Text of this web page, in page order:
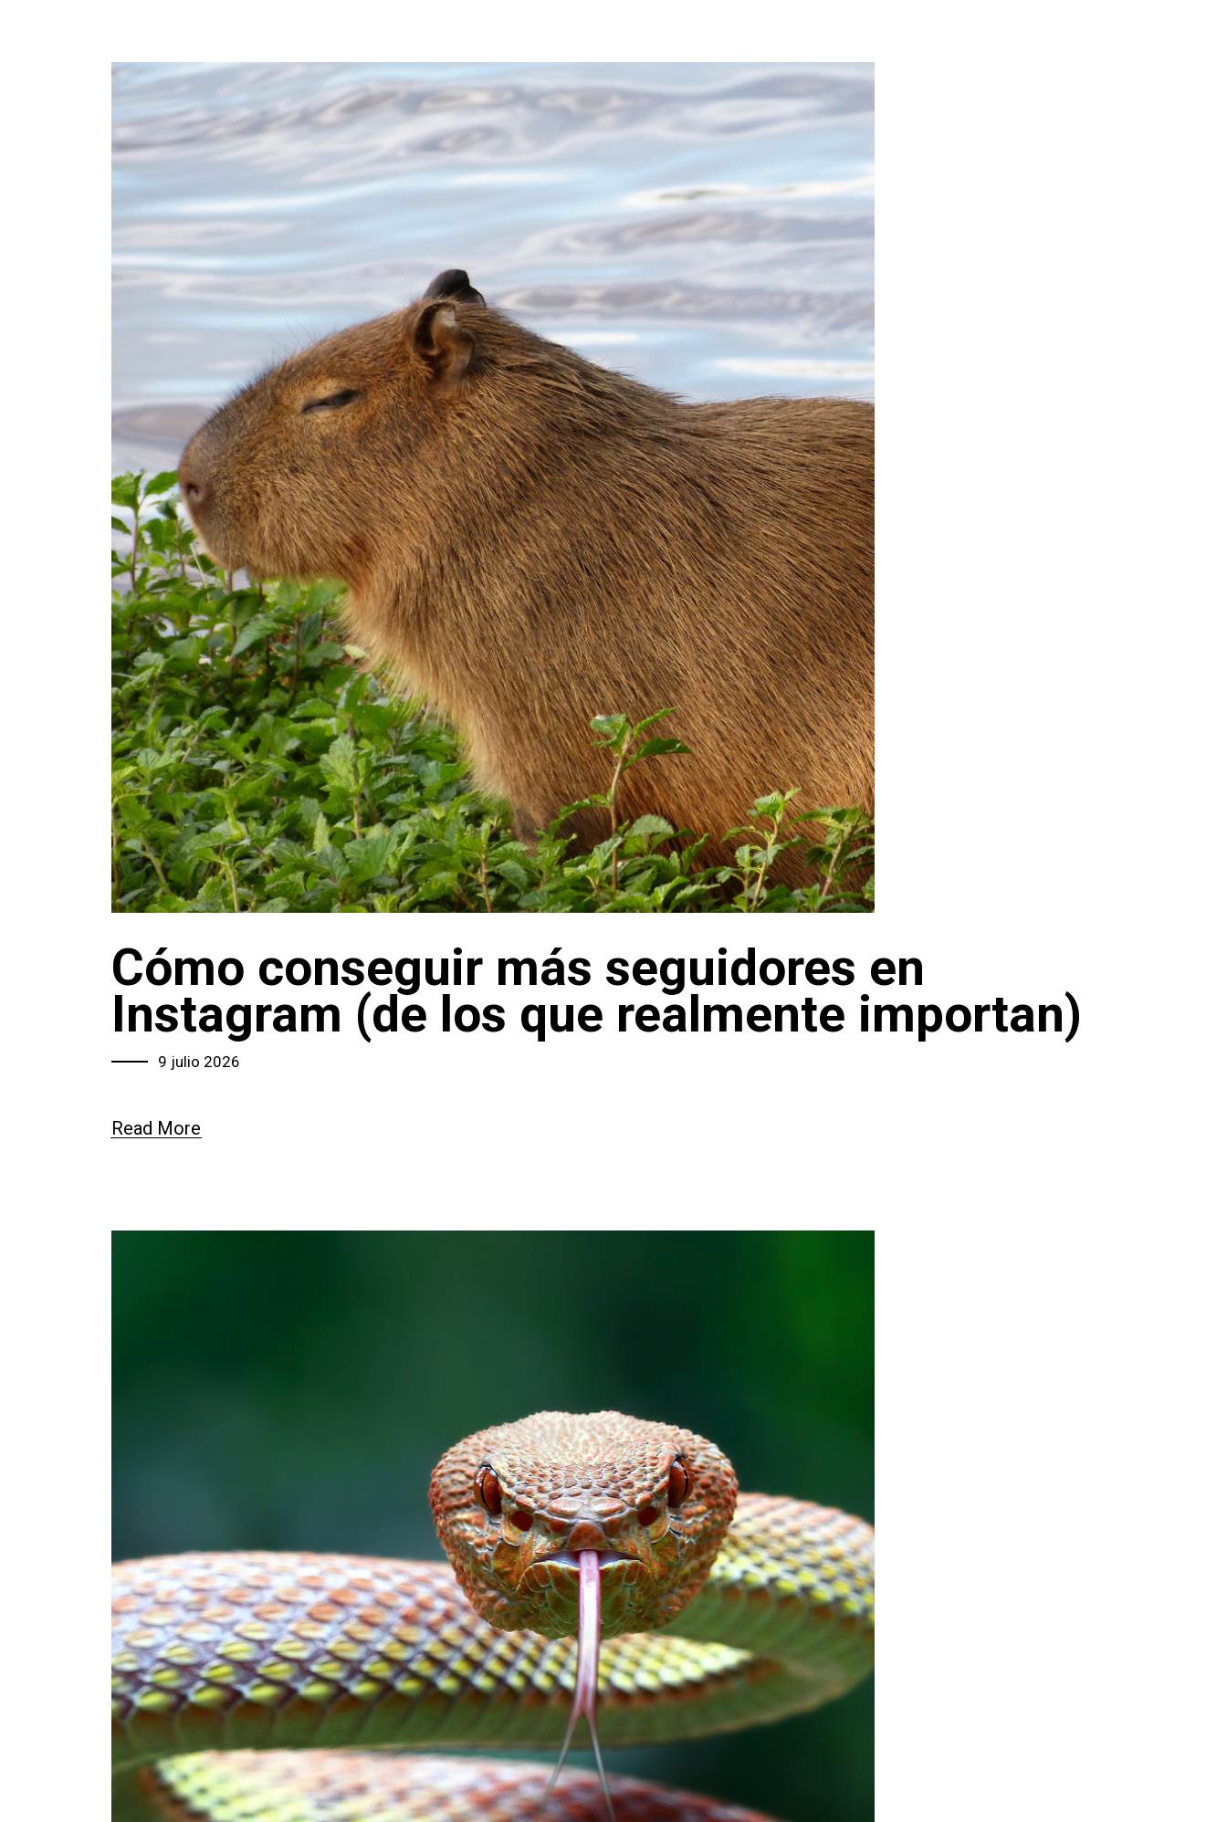
Cómo conseguir más seguidores en
Instagram (de los que realmente importan)
9 julio 2026
Read More